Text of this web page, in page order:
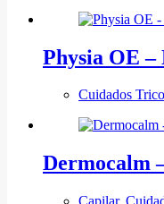
Physia OE
Cuidados
Dermocalm